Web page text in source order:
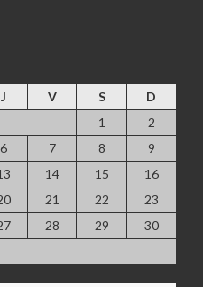
J V S
D
1
2
6 7 8
9
14 15
16
21 22
23
28 29
30